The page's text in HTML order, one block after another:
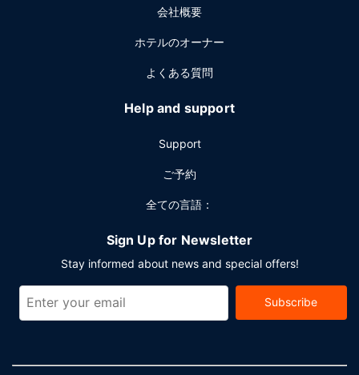
クリーニング / ランドリー サービスをお使いいただけます。
このリゾート には、7 のミーティングルームがあり、各種イ
ベントにご利用いただけます。敷地内にはセルフパーキング
(有料) が備わっています。
会社概要
ホテルのオーナー
よくある質問
Help and support
Support
ご予約
全ての言語：
Sign Up for Newsletter
Stay informed about news and special offers!
Subscribe